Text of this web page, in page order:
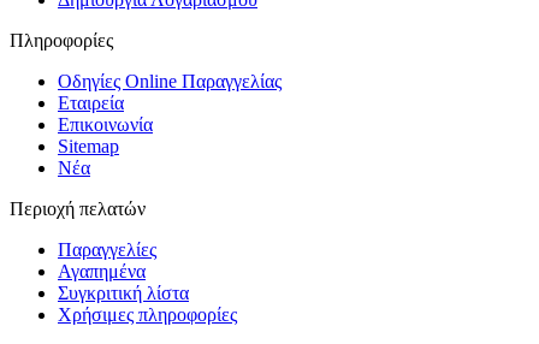
Πληροφορίες
Οδηγίες Online Παραγγελίας
Εταιρεία
Επικοινωνία
Sitemap
Νέα
Περιοχή πελατών
Παραγγελίες
Αγαπημένα
Συγκριτική λίστα
Χρήσιμες πληροφορίες